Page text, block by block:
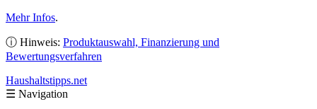
Mehr Infos.
ⓘ Hinweis: Produktauswahl, Finanzierung und
Bewertungsverfahren
Haushaltstipps.net
☰ Navigation